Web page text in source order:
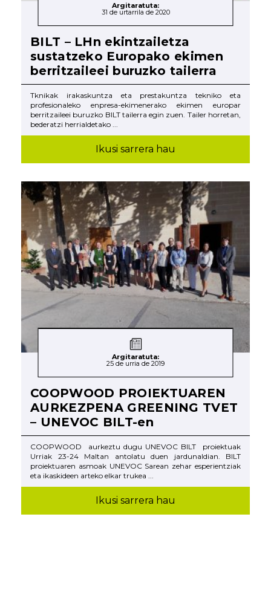
Argitaratuta:
31 de urtarrila de 2020
BILT – LHn ekintzailetza
sustatzeko Europako ekimen
berritzaileei buruzko tailerra
Tknikak irakaskuntza eta prestakuntza tekniko eta
profesionaleko enpresa-ekimenerako ekimen europar
berritzaileei buruzko BILT tailerra egin zuen. Tailer horretan,
bederatzi herrialdetako ...
Ikusi sarrera hau
Argitaratuta:
25 de urria de 2019
COOPWOOD PROIEKTUAREN
AURKEZPENA GREENING TVET
– UNEVOC BILT-en
COOPWOOD aurkeztu dugu UNEVOC BILT proiektuak
Urriak 23-24 Maltan antolatu duen jardunaldian. BILT
proiektuaren asmoak UNEVOC Sarean zehar esperientziak
eta ikaskideen arteko elkar trukea ...
Ikusi sarrera hau